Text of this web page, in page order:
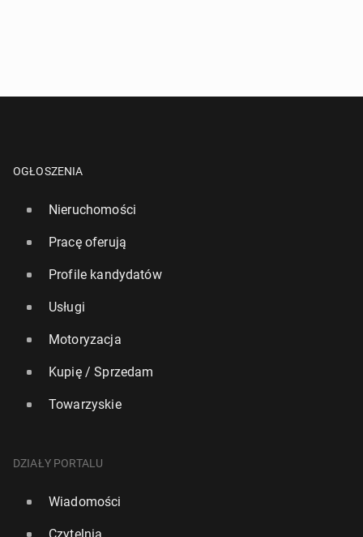
OGŁOSZENIA
Nieruchomości
Pracę oferują
Profile kandydatów
Usługi
Motoryzacja
Kupię / Sprzedam
Towarzyskie
DZIAŁY PORTALU
Wiadomości